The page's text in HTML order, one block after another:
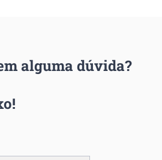
alguma dúvida?